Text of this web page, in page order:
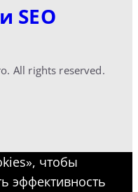
SEO
All rights reserved.
чтобы
эффективность